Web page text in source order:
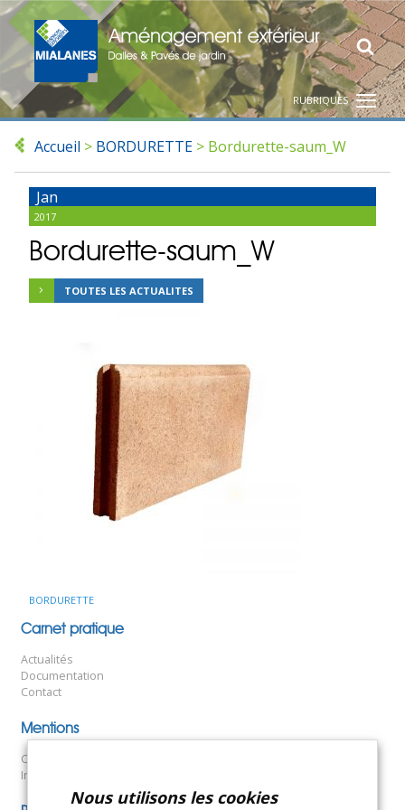
RUBRIQUES
Accueil > BORDURETTE > Bordurette-saum_W
Jan
2017
Bordurette-saum_W
TOUTES LES ACTUALITES
Navigation
de
l’article
BORDURETTE
Carnet pratique
Actualités
Documentation
Contact
Mentions
Conditions générales de vente
Informations légales
Nous utilisons les cookies